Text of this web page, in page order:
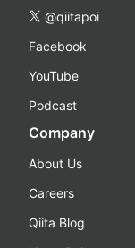
@qiitapoi
Facebook
YouTube
Podcast
Company
About Us
Careers
Qiita Blog